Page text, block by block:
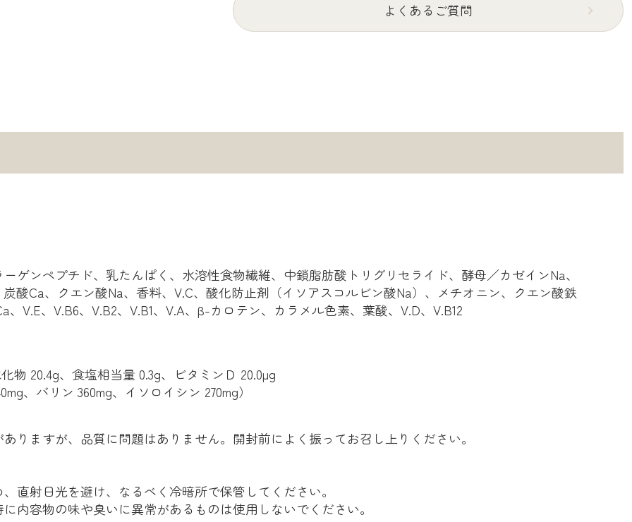
よくあるご質問
ゲンペプチド、乳たんぱく、水溶性食物繊維、中鎖脂肪酸トリグリセライド、酵母／カゼインNa、
酸Ca、クエン酸Na、香料、V.C、酸化防止剤（イソアスコルビン酸Na）、メチオニン、クエン酸鉄
V.E、V.B6、V.B2、V.B1、V.A、β-カロテン、カラメル色素、葉酸、V.D、V.B12
物 20.4g、食塩相当量 0.3g、ビタミンＤ 20.0μg
、バリン 360mg、イソロイシン 270mg）
りますが、品質に問題はありません。開封前によく振ってお召し上りください。
射日光を避け、なるべく冷暗所で保管してください。
内容物の味や臭いに異常があるものは使用しないでください。